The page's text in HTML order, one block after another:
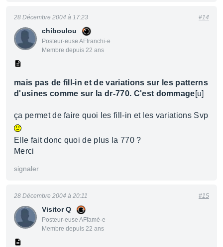
chiboulou
Posteur·euse AFfranchi·e
Membre depuis 22 ans
28 Décembre 2004 à 17:23 #14
mais pas de fill-in et de variations sur les patterns
d'usines comme sur la dr-770. C'est dommage[u]
ça permet de faire quoi les fill-in et les variations Svp
Elle fait donc quoi de plus la 770 ?
Merci
signaler
Visitor Q
Posteur·euse AFfamé·e
Membre depuis 22 ans
28 Décembre 2004 à 20:11 #15